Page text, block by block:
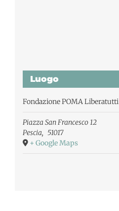
Luogo
Fondazione POMA Liberatutti
Piazza San Francesco 12
Pescia, 51017
+ Google Maps